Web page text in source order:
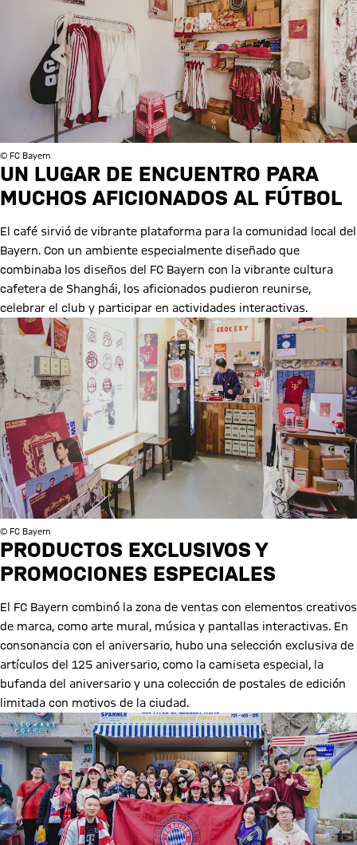
© FC Bayern
UN LUGAR DE ENCUENTRO PARA
MUCHOS AFICIONADOS AL FÚTBOL
El café sirvió de vibrante plataforma para la comunidad local del
Bayern. Con un ambiente especialmente diseñado que
combinaba los diseños del FC Bayern con la vibrante cultura
cafetera de Shanghái, los aficionados pudieron reunirse,
celebrar el club y participar en actividades interactivas.
© FC Bayern
PRODUCTOS EXCLUSIVOS Y
PROMOCIONES ESPECIALES
El FC Bayern combinó la zona de ventas con elementos creativos
de marca, como arte mural, música y pantallas interactivas. En
consonancia con el aniversario, hubo una selección exclusiva de
artículos del 125 aniversario, como la camiseta especial, la
bufanda del aniversario y una colección de postales de edición
limitada con motivos de la ciudad.